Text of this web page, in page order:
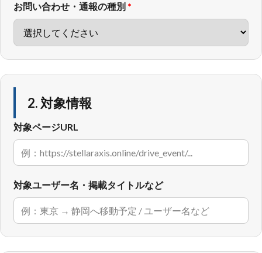
お問い合わせ・通報の種別 *
2. 対象情報
対象ページURL
対象ユーザー名・掲載タイトルなど